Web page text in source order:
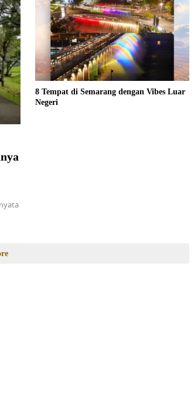
8 Tempat di Semarang dengan Vibes Luar
Negeri